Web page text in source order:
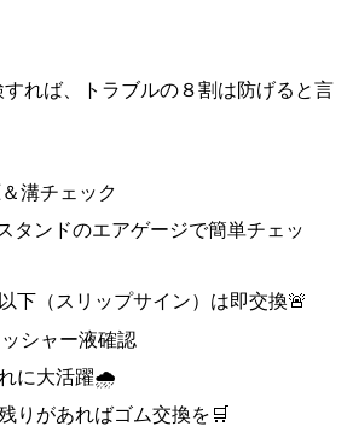
れば、トラブルの８割は防げると言
溝チェック
タンドのエアゲージで簡単チェッ
下（スリップサイン）は即交換🚨
シャー液確認
に大活躍🌧️
りがあればゴム交換を🛒